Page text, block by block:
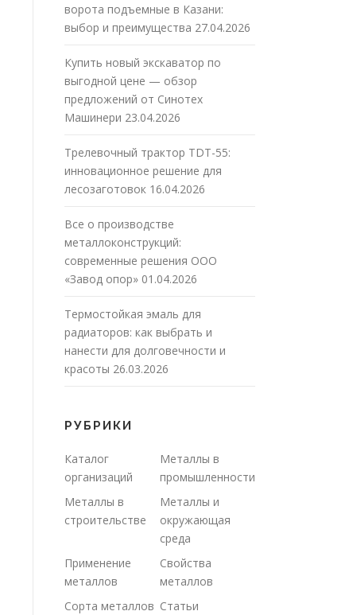
ворота подъемные в Казани:
выбор и преимущества 27.04.2026
Купить новый экскаватор по
выгодной цене — обзор
предложений от Синотех
Машинери 23.04.2026
Трелевочный трактор TDT-55:
инновационное решение для
лесозаготовок 16.04.2026
Все о производстве
металлоконструкций:
современные решения ООО
«Завод опор» 01.04.2026
Термостойкая эмаль для
радиаторов: как выбрать и
нанести для долговечности и
красоты 26.03.2026
РУБРИКИ
Каталог
организаций
Металлы в
промышленности
Металлы в
строительстве
Металлы и
окружающая
среда
Применение
металлов
Свойства
металлов
Сорта металлов Статьи